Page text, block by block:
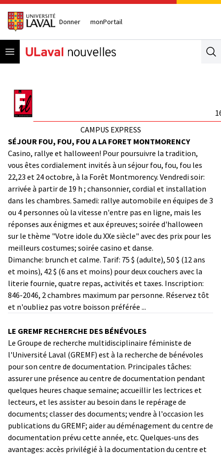
Donner monPortail
Open menu
CAMPUS EXPRESS
SÉJOUR FOU, FOU, FOU A LA FORET MONTMORENCY
Casino, rallye et halloween! Pour poursuivre la tradition,
vous êtes cordialement invités à un séjour fou, fou, fou les
22,23 et 24 octobre, à la Forêt Montmorency. Vendredi soir:
arrivée à partir de 19 h ; chansonnier, cordial et installation
dans les chambres. Samedi: rallye automobile en équipes de 3
ou 4 personnes où la vitesse n'entre pas en ligne, mais les
réponses aux énigmes et aux épreuves; soirée d'halloween
sur le thème "Votre idole du XXe siècle" avec des prix pour les
meilleurs costumes; soirée casino et danse.
Dimanche: brunch et calme. Tarif: 75 $ (adulte), 50 $ (12 ans
et moins), 42 $ (6 ans et moins) pour deux couchers avec la
literie fournie, quatre repas, activités et taxes. Inscription:
846-2046, 2 chambres maximum par personne. Réservez tôt
et n'oubliez pas votre boisson préférée ...
LE GREMF RECHERCHE DES BÉNÉVOLES
Le Groupe de recherche multidisciplinaire féministe de
l'Université Laval (GREMF) est à la recherche de bénévoles
pour son centre de documentation. Principales tâches:
assurer une présence au centre de documentation pendant
quelques heures chaque semaine; accueillir les lectrices et
lecteurs, et les assister au besoin dans le repérage de
documents; classer des documents; vendre à l'occasion les
publications du GREMF; aider au déménagement du centre de
documentation prévu cette année, etc. Quelques-uns des
avantages: accès privilégié à la documentation du centre et